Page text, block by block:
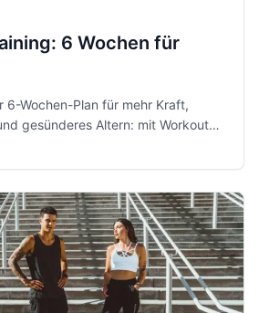
6 Wochen für
6-Wochen-Plan für mehr Kraft,
gesünderes Altern: mit Workouts,